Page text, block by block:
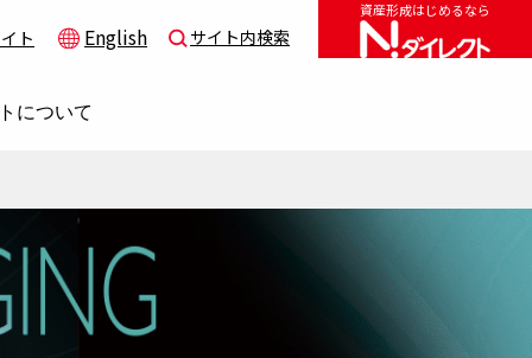
ト English サイト内検索
について
資産形成はじめるなら